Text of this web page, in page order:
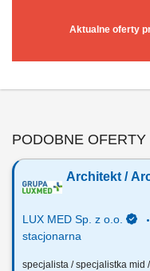
Aktualne oferty
PODOBNE OFERTY
Architekt /
LUX MED Sp. z o.o.
stacjonarna
specjalista / specjalistka mid